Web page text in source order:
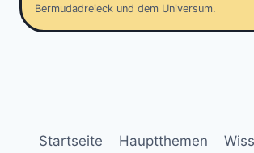
Bermudadreieck und dem Universum.
Startseite Hauptthemen